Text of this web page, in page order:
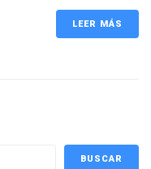
LEER MÁS
BUSCAR